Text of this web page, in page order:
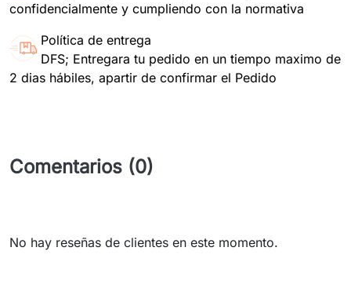
confidencialmente y cumpliendo con la normativa
Política de entrega
DFS; Entregara tu pedido en un tiempo maximo de
2 dias hábiles, apartir de confirmar el Pedido
Comentarios (0)
No hay reseñas de clientes en este momento.